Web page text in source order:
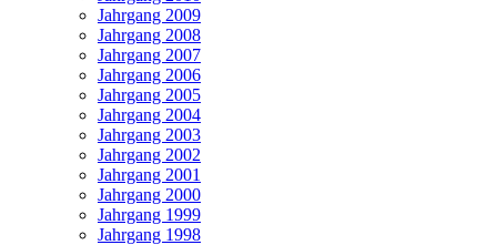
Jahrgang 2009
Jahrgang 2008
Jahrgang 2007
Jahrgang 2006
Jahrgang 2005
Jahrgang 2004
Jahrgang 2003
Jahrgang 2002
Jahrgang 2001
Jahrgang 2000
Jahrgang 1999
Jahrgang 1998